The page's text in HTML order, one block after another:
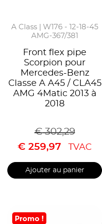
A Class | W176 - 12-18-45
AMG-367/381
Front flex pipe
Scorpion pour
Mercedes-Benz
Classe A A45 / CLA45
AMG 4Matic 2013 à
2018
€302,29
€ 259,97 TVAC
Ajouter au panier
Promo !